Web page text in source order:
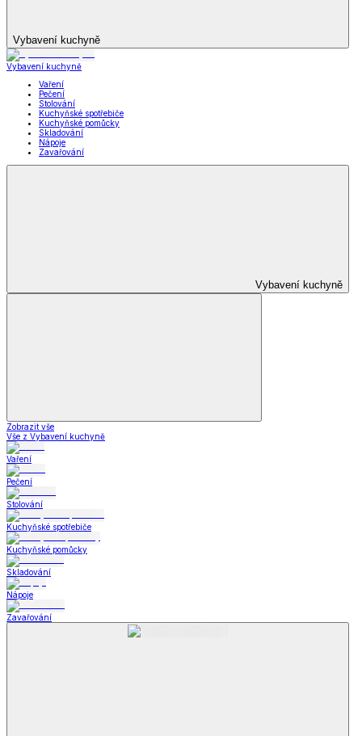
Vybavení kuchyně
Vybavení kuchyně
Vaření
Pečení
Stolování
Kuchyňské spotřebiče
Kuchyňské pomůcky
Skladování
Nápoje
Zavařování
Vybavení kuchyně
Zobrazit vše
Vše z Vybavení kuchyně
Vaření
Pečení
Stolování
Kuchyňské spotřebiče
Kuchyňské pomůcky
Skladování
Nápoje
Zavařování